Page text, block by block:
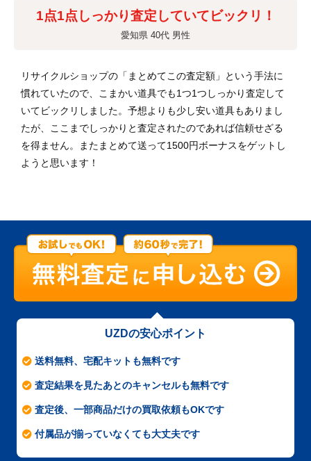
1点1点しっかり査定していてビックリ！
愛知県 40代 男性
リサイクルショップの「まとめてこの査定額」という手法に
慣れていたので、こまかい道具でも1つ1つしっかり査定して
いてビックリしました。予想よりも少し安い道具もありまし
たが、ここまでしっかりと査定されたのであれば信頼せざる
を得ません。またまとめて送って1500円ボーナスをゲットし
ようと思います！
UZDの安心ポイント
送料無料、宅配キットも無料です
査定結果を見たあとのキャンセルも無料です
査定後、一部商品だけの買取依頼もOKです
付属品が揃っていなくても大丈夫です